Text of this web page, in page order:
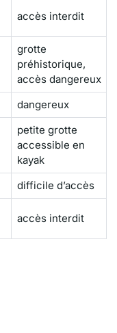
accès interdit
grotte
préhistorique,
accès dangereux
dangereux
petite grotte
accessible en
kayak
difficile d’accès
accès interdit